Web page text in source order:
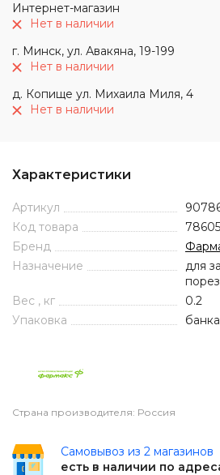
Интернет-магазин
Нет в наличии
г. Минск, ул. Авакяна, 19-199
Нет в наличии
д. Копище ул. Михаила Миля, 4
Нет в наличии
Характеристики
Артикул
Код товара
78605
Бренд
Назначение
для
Вес , кг
0.2
Упаковка
банка
Страна производителя: Россия
Самовывоз из 2 магазинов
есть в наличии по